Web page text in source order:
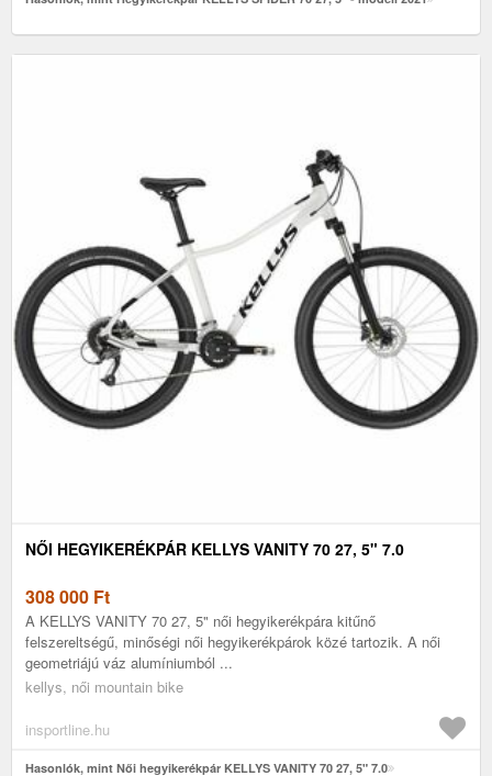
NŐI HEGYIKERÉKPÁR KELLYS VANITY 70 27, 5" 7.0
308 000 Ft
A KELLYS VANITY 70 27, 5" női hegyikerékpára kitűnő
felszereltségű, minőségi női hegyikerékpárok közé tartozik. A női
geometriájú váz alumíniumból ...
kellys, női mountain bike
insportline.hu
Hasonlók, mint Női hegyikerékpár KELLYS VANITY 70 27, 5" 7.0